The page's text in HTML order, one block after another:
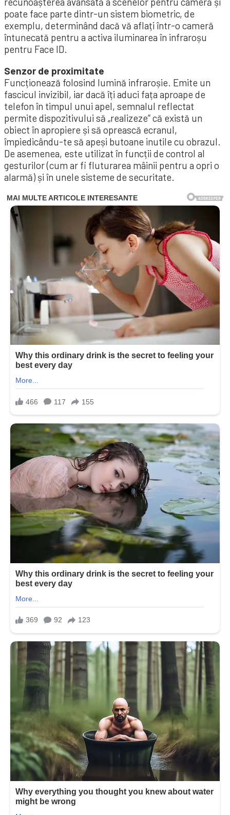
poate face parte dintr-un sistem biometric, de
exemplu, determinând dacă vă aflați într-o cameră
întunecată pentru a activa iluminarea în infraroșu
pentru Face ID.
Senzor de proximitate
Funcționează folosind lumină infraroșie. Emite un
fascicul invizibil, iar dacă îți aduci fața aproape de
telefon în timpul unui apel, semnalul reflectat
permite dispozitivului să „realizeze” că există un
obiect în apropiere și să oprească ecranul,
împiedicându-te să apeși butoane inutile cu obrazul.
De asemenea, este utilizat în funcții de control al
gesturilor (cum ar fi fluturarea mâinii pentru a opri o
alarmă) și în unele sisteme de securitate.